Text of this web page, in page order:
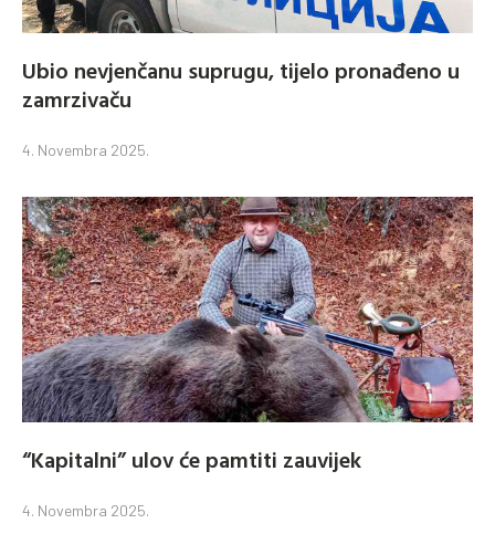
Ubio nevjenčanu suprugu, tijelo pronađeno u
zamrzivaču
4. Novembra 2025.
“Kapitalni” ulov će pamtiti zauvijek
4. Novembra 2025.